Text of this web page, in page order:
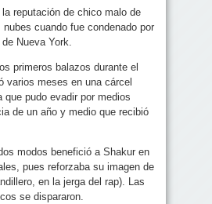
reputación de chico malo de
cuando fue condenado por
Nueva York.
primeros balazos durante el
varios meses en una cárcel
que pudo evadir por medios
de un año y medio que recibió
modos benefició a Shakur en
pues reforzaba su imagen de
en la jerga del rap). Las
se dispararon.